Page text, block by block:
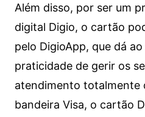
Além disso, por ser um
digital Digio, o cartão
pelo DigioApp, que dá
praticidade de gerir os
atendimento totalmente
bandeira Visa, o cartão